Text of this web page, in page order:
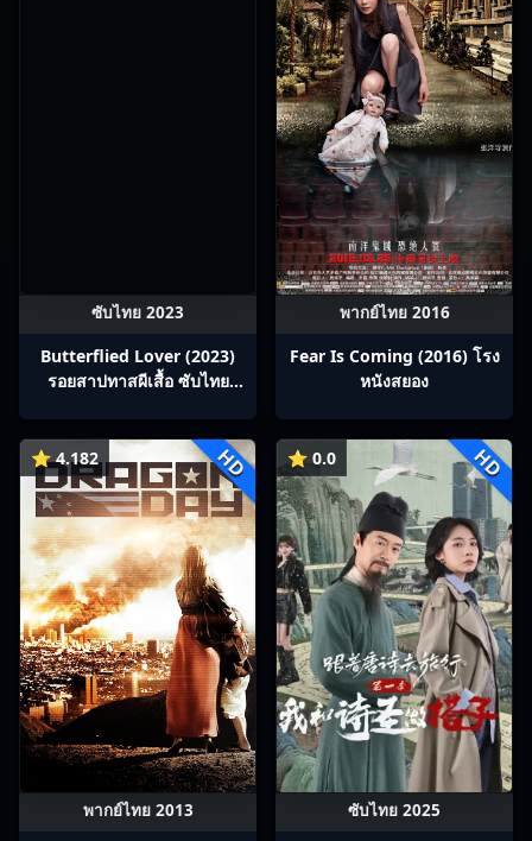
ซับไทย 2023
Butterflied Lover (2023)
รอยสาปทาสผีเสื้อ ซับไทย
พากย์ไทย 2016
Fear Is Coming (2016) โรง
หนังสยอง
⭐ 4.182 HD
พากย์ไทย 2013
⭐ 0.0 HD
ซับไทย 2025